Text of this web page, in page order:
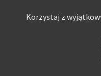
Korzystaj z